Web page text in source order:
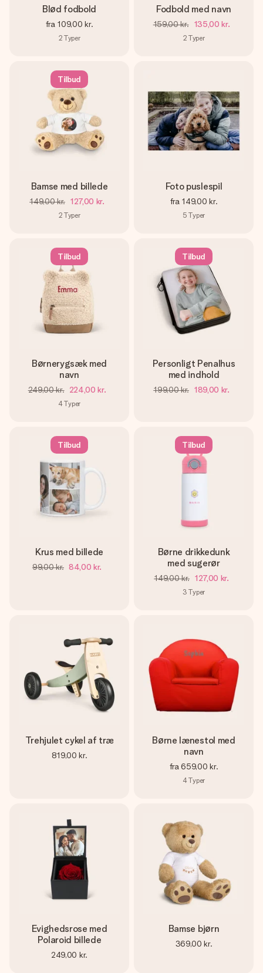
Blød fodbold
fra 109,00 kr.
2 Typer
Fodbold med navn
159,00 kr. 135,00 kr.
2 Typer
Tilbud
Bamse med billede
149,00 kr. 127,00 kr.
2 Typer
Foto puslespil
fra 149,00 kr.
5 Typer
Tilbud
Børnerygsæk med
navn
249,00 kr. 224,00 kr.
4Typer
Tilbud
Personligt Penalhus
med indhold
199,00 kr. 189,00 kr.
Tilbud
Krus med billede
99,00 kr. 84,00 kr.
Tilbud
Børne drikkedunk
med sugerør
149,00 kr. 127,00 kr.
3 Typer
Trehjulet cykel af træ
819,00 kr.
Børne lænestol med
navn
fra 659,00 kr.
4Typer
Evighedsrose med
Polaroid billede
249,00 kr.
Bamse bjørn
369,00 kr.